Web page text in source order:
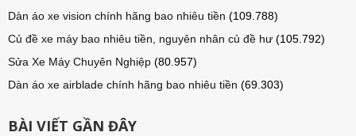
Dàn áo xe vision chính hãng bao nhiêu tiền (109.788)
Củ đề xe máy bao nhiêu tiền, nguyên nhân củ đề hư (105.792)
Sửa Xe Máy Chuyên Nghiệp (80.957)
Dàn áo xe airblade chính hãng bao nhiêu tiền (69.303)
BÀI VIẾT GẦN ĐÂY